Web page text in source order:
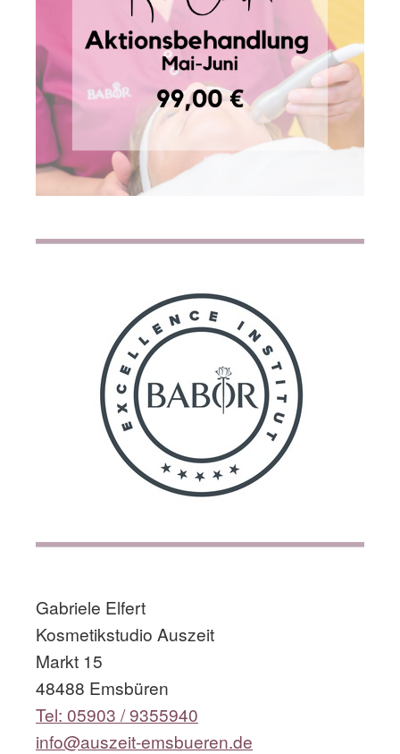
Gabriele Elfert
Kosmetikstudio Auszeit
Markt 15
48488 Emsbüren
Tel: 05903 / 9355940
info@auszeit-emsbueren.de